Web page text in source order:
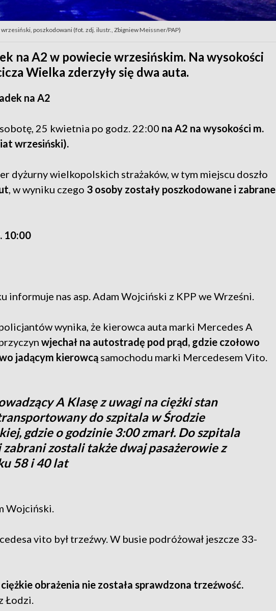
poszkodowani (fot. zdj. ilustr., Zbigniew Meissner/PAP)
na A2 w powiecie wrzesińskim. Na wysokości
Wielka zderzyły się dwa auta.
na A2
25 kwietnia po godz. 22:00 na A2 na wysokości m.
wrzesiński).
dyżurny wielkopolskich strażaków, w tym miejscu doszło
, w wyniku czego 3 osoby zostały poszkodowane i zabrane
10:00
informuje nas asp. Adam Wojciński z KPP we Wrześni.
wynika, że kierowca auta marki Mercedes A
wjechał na autostradę pod prąd, gdzie czołowo
jadącym kierowcą samochodu marki Mercedesem Vito.
A Klasę z uwagi na ciężki stan
do szpitala w Środzie
gdzie o godzinie 3:00 zmarł. Do szpitala
zabrani zostali także dwaj pasażerowie z
58 i 40 lat
Wojciński.
vito był trzeźwy. W busie podróżował jeszcze 33-
obrażenia nie została sprawdzona trzeźwość.
Łodzi.